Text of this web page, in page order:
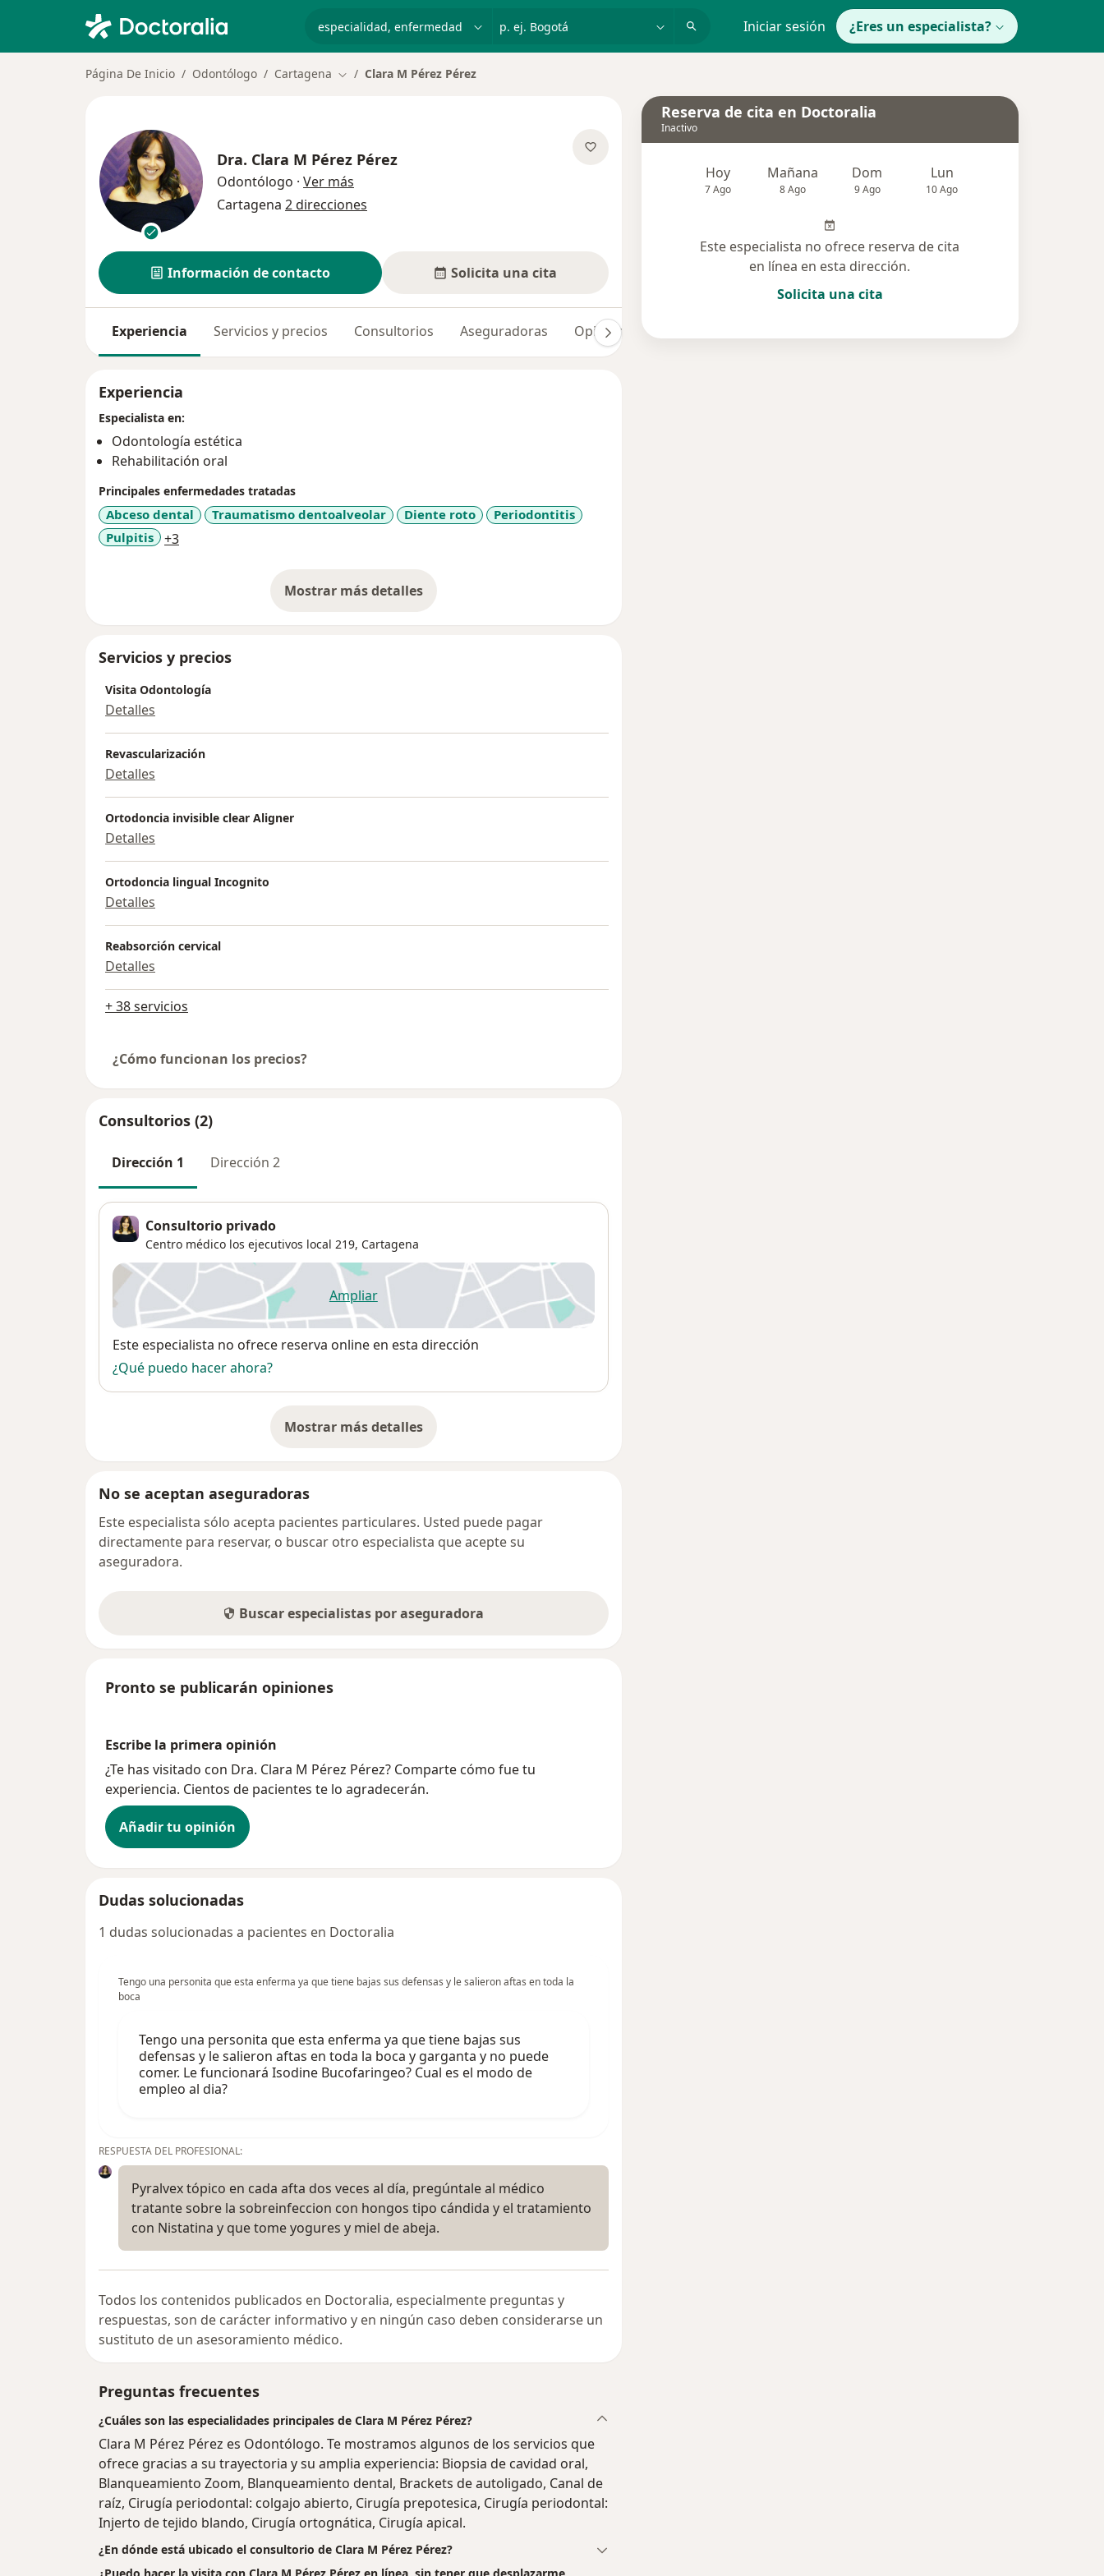
p. ej. Bogotá Iniciar sesión ¿Eres un especialista?
Página De Inicio Odontólogo Cartagena Cambiar de ciudad
Clara M Pérez Pérez
Dra. Clara M Pérez Pérez
Odontólogo · Ver más
Cartagena 2 direcciones
Información de contacto Solicita una cita
Experiencia Servicios y precios Consultorios Aseguradoras Opiniones
Experiencia
Especialista en:
Odontología estética
Rehabilitación oral
Principales enfermedades tratadas
Abceso dental Traumatismo dentoalveolar Diente roto
Periodontitis
Pulpitis
+3a11y_sr_more_diseases
Mostrar más detalles
sobre la experiencia
Servicios y precios
Visita Odontología
Detalles
Revascularización
Detalles
Ortodoncia invisible clear Aligner
Detalles
Ortodoncia lingual Incognito
Detalles
Reabsorción cervical
Detalles
+ 38 servicios
¿Cómo funcionan los precios?
Consultorios (2)
Dirección 1 Dirección 2
Consultorio privado
Centro médico los ejecutivos local 219, Cartagena
Ampliarse abre en una nueva pestaña
Disponibilidad
Este especialista no ofrece reserva online en esta dirección
¿Qué puedo hacer ahora?
Mostrar más detalles
sobre la dirección
No se aceptan aseguradoras
Este especialista sólo acepta pacientes particulares. Usted puede pagar
directamente para reservar, o buscar otro especialista que acepte su
aseguradora.
Buscar especialistas por aseguradora
Pronto se publicarán opiniones
Escribe la primera opinión
¿Te has visitado con Dra. Clara M Pérez Pérez? Comparte cómo fue tu
experiencia. Cientos de pacientes te lo agradecerán.
Añadir tu opinión
Dudas solucionadas
1 dudas solucionadas a pacientes en Doctoralia
Tengo una personita que esta enferma ya que tiene bajas sus defensas y le salieron aftas en toda la
boca
Tengo una personita que esta enferma ya que tiene bajas sus
defensas y le salieron aftas en toda la boca y garganta y no puede
comer. Le funcionará Isodine Bucofaringeo? Cual es el modo de
empleo al dia?
RESPUESTA DEL PROFESIONAL:
Pyralvex tópico en cada afta dos veces al día, pregúntale al médico
tratante sobre la sobreinfeccion con hongos tipo cándida y el tratamiento
con Nistatina y que tome yogures y miel de abeja.
Todos los contenidos publicados en Doctoralia, especialmente preguntas y
respuestas, son de carácter informativo y en ningún caso deben considerarse un
sustituto de un asesoramiento médico.
Preguntas frecuentes
¿Cuáles son las especialidades principales de Clara M Pérez Pérez?
Clara M Pérez Pérez es Odontólogo. Te mostramos algunos de los servicios que
ofrece gracias a su trayectoria y su amplia experiencia: Biopsia de cavidad oral,
Blanqueamiento Zoom, Blanqueamiento dental, Brackets de autoligado, Canal de
raíz, Cirugía periodontal: colgajo abierto, Cirugía prepotesica, Cirugía periodontal:
Injerto de tejido blando, Cirugía ortognática, Cirugía apical.
¿En dónde está ubicado el consultorio de Clara M Pérez Pérez?
¿Puedo hacer la visita con Clara M Pérez Pérez en línea, sin tener que desplazarme
Reserva de cita en Doctoralia
Inactivo
Hoy
7 Ago
Mañana
8 Ago
Dom
9 Ago
Lun
10 Ago
Este especialista no ofrece reserva de cita
en línea en esta dirección.
Solicita una cita